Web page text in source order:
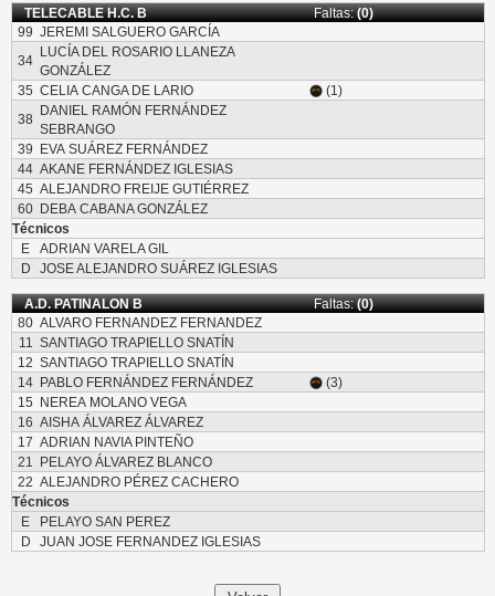
TELECABLE H.C. B Faltas:(0)
99 JEREMI SALGUERO GARCÍA
34
LUCÍA DEL ROSARIO LLANEZA
GONZÁLEZ
35 CELIA CANGA DE LARIO
(1)
38
DANIEL RAMÓN FERNÁNDEZ
SEBRANGO
39
EVA SUÁREZ FERNÁNDEZ
44 AKANE FERNÁNDEZ IGLESIAS
45 ALEJANDRO FREIJE GUTIÉRREZ
60
DEBA CABANA GONZÁLEZ
Técnicos
E
ADRIAN VARELA GIL
D
JOSE ALEJANDRO SUÁREZ IGLESIAS
A.D. PATINALON B Faltas:(0)
80 ALVARO FERNANDEZ FERNANDEZ
11
SANTIAGO TRAPIELLO SNATÍN
12 SANTIAGO TRAPIELLO SNATÍN
14
PABLO FERNÁNDEZ FERNÁNDEZ
(3)
15
NEREA MOLANO VEGA
16 AISHA ÁLVAREZ ÁLVAREZ
17 ADRIAN NAVIA PINTEÑO
21
PELAYO ÁLVAREZ BLANCO
22 ALEJANDRO PÉREZ CACHERO
Técnicos
E
PELAYO SAN PEREZ
D
JUAN JOSE FERNANDEZ IGLESIAS